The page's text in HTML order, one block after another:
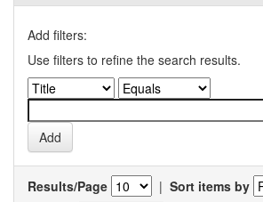
Add filters:
Use filters to refine the search results.
Results/Page | Sort items by